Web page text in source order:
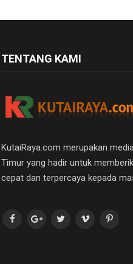
TENTANG KAMI
KutaiRaya.com merupakan
Timur yang hadir untuk
cepat dan terpercaya kepada